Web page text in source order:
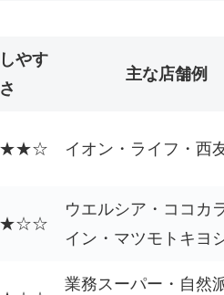
やす
さ
主な店舗例
イオン・ライフ・西
ウエルシア・ココカ
イン・マツモトキヨ
業務スーパー・自然